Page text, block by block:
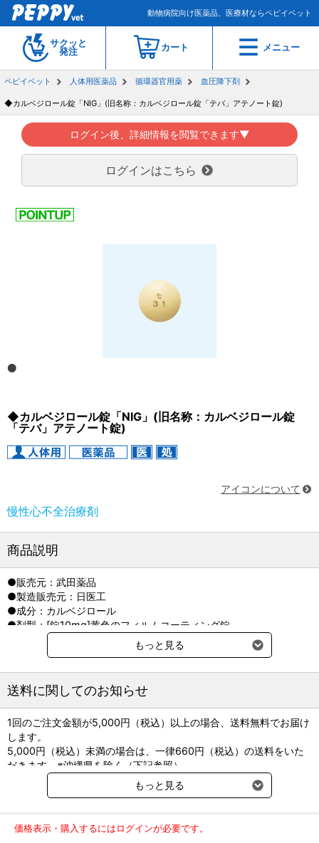
動物病院向け医薬品、医療材ならペピイベット
サクッと
発注
カート メニュー
ペピイベット 人体用医薬品 循環器官用薬 血圧降下剤
◆カルベジロール錠「NIG」(旧名称：カルベジロール錠「テバ」アテノート錠)
ログイン後、詳細情報を閲覧できます▼
ログインはこちら
◆カルベジロール錠「NIG」(旧名称：カルベジロール錠
「テバ」アテノート錠)
アイコンについて
慢性心不全治療剤
商品説明
●販売元：武田薬品
●製造販売元：日医工
●成分：カルベジロール
●剤型：[錠10mg]黄色のフィルムコーティング錠
●先発品名：アーチスト錠
●貯法：室温保存
＜製剤サイズ＞
[錠50mg]直径6.6(mm)/厚さ3.7(mm)/重量170(mg)
もっと見る
送料に関してのお知らせ
1回のご注文金額が5,000円（税込）以上の場合、送料無料でお届け
します。
5,000円（税込）未満の場合は、一律660円（税込）の送料をいた
だきます。※沖縄県を除く（下記参照）
※2017年11月14日（火）より沖縄県へのお届けにつきましては、1
回のご注文金額（税込）が、30,000円以上で配送無料となります。
ご了承のほどよろしくお願い致します。
弊社都合でお届けが２回以上に分かれる場合の送料負担は、１回分
もっと見る
価格表示・購入するにはログインが必要です。